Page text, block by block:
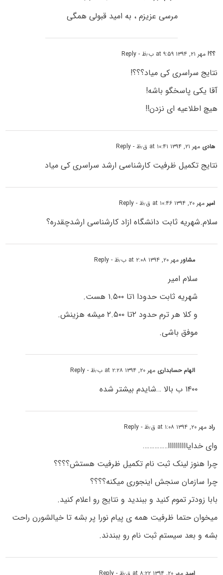
مرسی عزیزم ، به امید قبولی همگی
؟؟!مهر ۲۱, ۱۳۹۴ at ۹:۵۹ ب٫ظ - Reply
نتایج سراسری کی میاد؟؟؟!
آقا یکی پاسخگو باشه!
هیچ اطلاعیه ای نزدن!!
هادی مهر ۲۱, ۱۳۹۴ at ۱۰:۴۱ ق٫ظ - Reply
نتایج تکمیل ظرفیت کارشناسی ارشد سراسری کی میاد
امیر مهر ۲۰, ۱۳۹۴ at ۱۰:۴۶ ق٫ظ - Reply
سلام.شهریه ثابت دانشگاه ازاد کارشناسی ارشدچقدره؟
مشاور مهر ۲۰, ۱۳۹۴ at ۲:۰۸ ب٫ظ - Reply
سلام امیر
شهریه ثابت حدودا ۱تا ۱.۵۰۰ هست.
و کلا هر ترم حدود ۲تا ۲.۵۰۰ میشه هزینش.
موفق باشی.
الهام حسابداری مهر ۲۰, ۱۳۹۴ at ۲:۲۸ ب٫ظ - Reply
۱۴۰۰ ب بالا …شایدم بیشتر شده
رادمهر ۲۰, ۱۳۹۴ at ۱:۰۸ ق٫ظ - Reply
وای خدایاااااااااا……………
چرا هنوز لینک ثبت نام تکمیل ظرفیت هستش؟؟؟؟
چرا سازمان سنجش اینجوری میکنه؟؟؟؟
بابا زودتر تموم کنید و ببندید و نتایج رو اعلام کنید.
میخوان حتما ظرفیت همه ی پیام نورا پر بشه تا خیالشورن راحت
بشه و بعد سیستم ثبت نام رو ببندند.